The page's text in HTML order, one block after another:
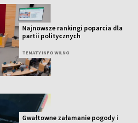
Najnowsze rankingi poparcia dla
partii politycznych
TEMATY INFO WILNO
Gwałtowne załamanie pogody i